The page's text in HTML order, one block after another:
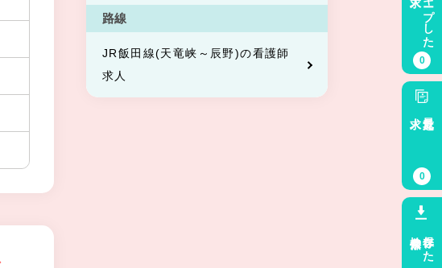
路線
JR飯田線(天竜峡～辰野)の看護師
求人
キープした
0
最近見た
0
保存した